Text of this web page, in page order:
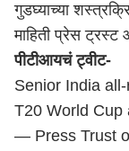
गुडघ्याच्या
माहिती प्रेस
पीटीआयचं ट्वीट-
Senior India
T20 World Cup
— Press Trust